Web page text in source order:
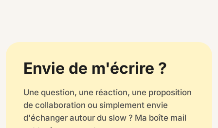
Envie de m'écrire ?
Une question, une réaction, une proposition
de collaboration ou simplement envie
d'échanger autour du slow ? Ma boîte mail